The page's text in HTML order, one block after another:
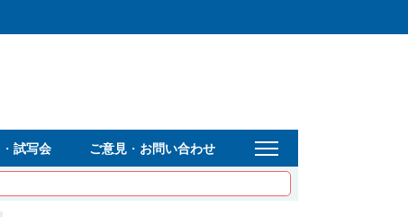
・ 試写会 ご意見 ・ お問い合わせ